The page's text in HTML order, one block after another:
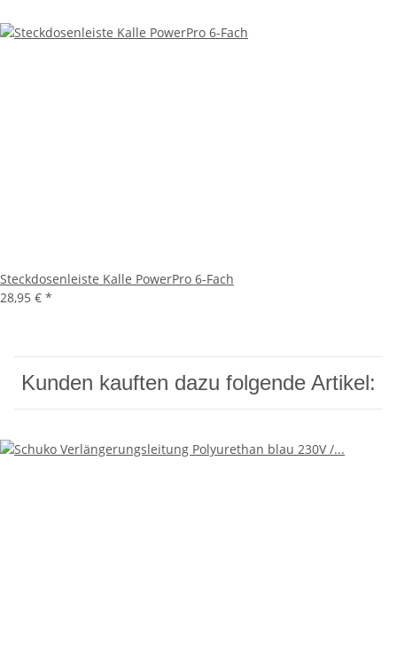
Steckdosenleiste Kalle PowerPro 6-Fach
28,95 € *
Kunden kauften dazu folgende Artikel: